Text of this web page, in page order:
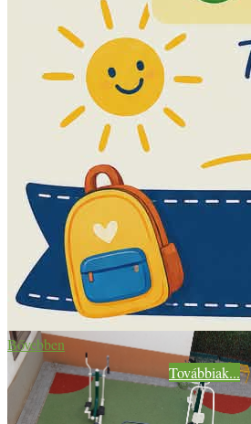
Bővebben
Továbbiak...